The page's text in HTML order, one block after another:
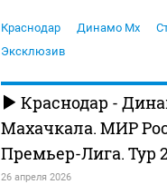
Краснодар Динамо Мх
Эксклюзив
Краснодар -
Махачкала. МИР
Премьер-Лига. Тур
26 апреля 2026